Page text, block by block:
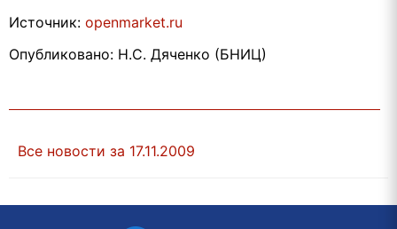
Источник: openmarket.ru
Опубликовано: Н.С. Дяченко (БНИЦ)
Все новости за 17.11.2009